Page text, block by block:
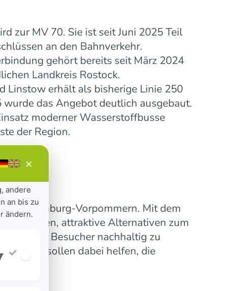
zur MV 70. Sie ist seit Juni 2025 Teil
an den Bahnverkehr.
gehört bereits seit März 2024
Landkreis Rostock.
Linstow erhält als bisherige Linie 250
das Angebot deutlich ausgebaut.
moderner Wasserstoffbusse
der Region.
Mecklenburg-Vorpommern. Mit dem
verbinden, attraktive Alternativen zum
und Besucher nachhaltig zu
sollen dabei helfen, die
×
andere
an bis zu
ändern.